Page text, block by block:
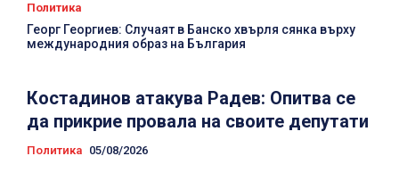
Политика
Георг Георгиев: Случаят в Банско хвърля сянка върху
международния образ на България
Костадинов атакува Радев: Опитва се
да прикрие провала на своите депутати
Политика 05/08/2026